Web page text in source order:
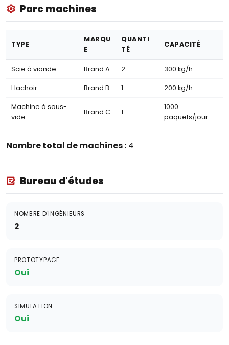
Parc machines
TYPE
MARQU
E
QUANTI
TÉ
CAPACITÉ
Scie à viande Brand A 2 300 kg/h
Hachoir Brand B 1 200 kg/h
Machine à sous-
vide
Brand C 1
1000
paquets/jour
Nombre total de machines : 4
Bureau d'études
NOMBRE D'INGÉNIEURS
2
PROTOTYPAGE
Oui
SIMULATION
Oui